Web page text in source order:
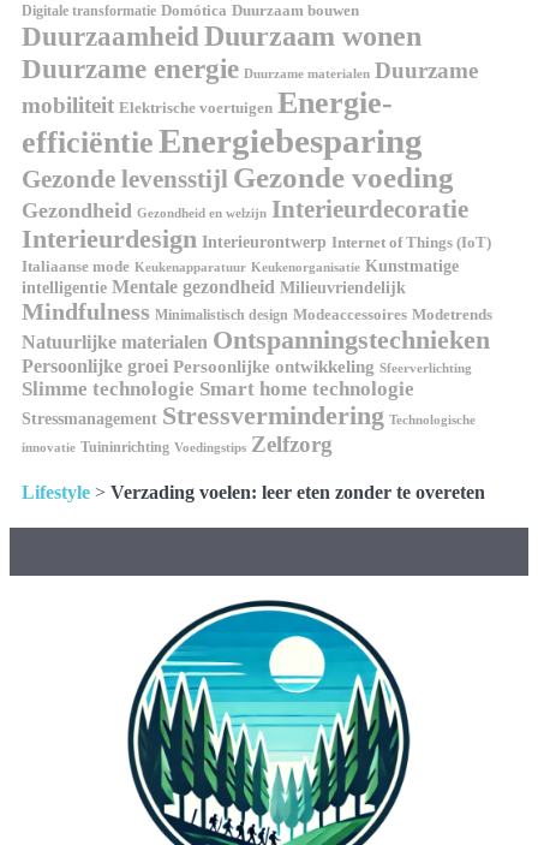
Digitale transformatie Domótica Duurzaam bouwen
Duurzaamheid Duurzaam wonen
Duurzame energie Duurzame materialen Duurzame
mobiliteit Elektrische voertuigen Energie-
efficiëntieEnergiebesparing
Gezonde levensstijl Gezonde voeding
Gezondheid Gezondheid en welzijn Interieurdecoratie
Interieurdesign Interieurontwerp Internet of Things (IoT)
Italiaanse mode Keukenapparatuur Keukenorganisatie Kunstmatige
intelligentie Mentale gezondheid Milieuvriendelijk
Mindfulness Minimalistisch design Modeaccessoires Modetrends
Natuurlijke materialen Ontspanningstechnieken
Persoonlijke groei Persoonlijke ontwikkeling Sfeerverlichting
Slimme technologie Smart home technologie
Stressmanagement Stressvermindering Technologische
innovatie Tuininrichting Voedingstips Zelfzorg
Lifestyle > Verzading voelen: leer eten zonder te overeten